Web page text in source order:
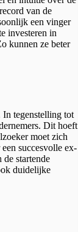
van de
een vinger
investeren in
kunnen ze beter
In tegenstelling tot
Dit hoeft
moet zich
succesvolle ex-
startende
duidelijke